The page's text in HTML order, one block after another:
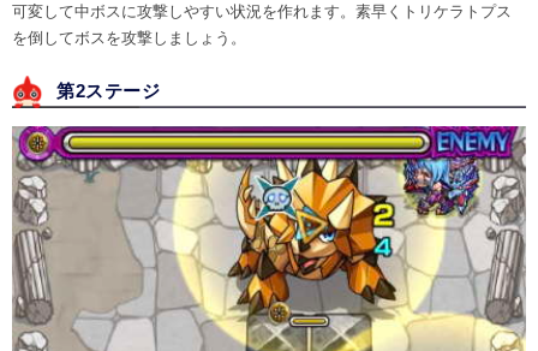
可変して中ボスに攻撃しやすい状況を作れます。素早くトリケラトプス
を倒してボスを攻撃しましょう。
第2ステージ